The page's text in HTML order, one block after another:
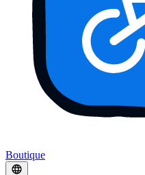
Boutique